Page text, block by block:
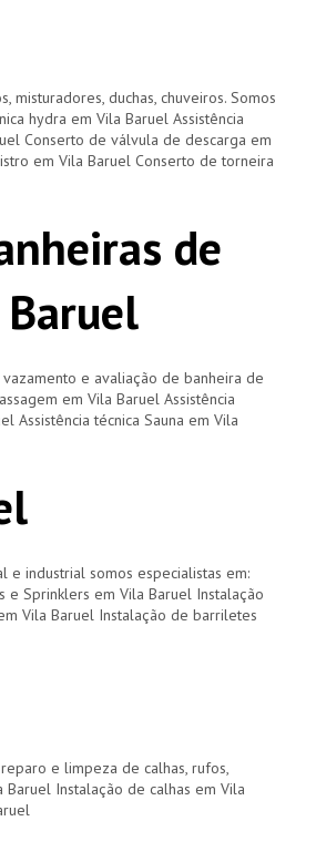
duchas, chuveiros. Somos
hydra em Vila Baruel Assistência
Conserto de válvula de descarga em
em Vila Baruel Conserto de torneira
de
e avaliação de banheira de
em Vila Baruel Assistência
Assistência técnica Sauna em Vila
e industrial somos especialistas em:
e Sprinklers em Vila Baruel Instalação
Vila Baruel Instalação de barriletes
e limpeza de calhas, rufos,
Baruel Instalação de calhas em Vila